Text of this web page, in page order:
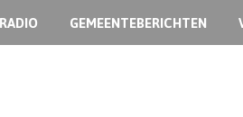
GEMEENTEBERICHTEN